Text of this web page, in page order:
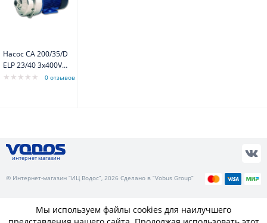
Насос CA 200/35/D
ELP 23/40 3x400V
2,2kW
0 отзывов
интернет магазин
© Интернет-магазин “ИЦ Водос”, 2026 Сделано в “Vobus Group”
Мы используем файлы cookies для наилучшего